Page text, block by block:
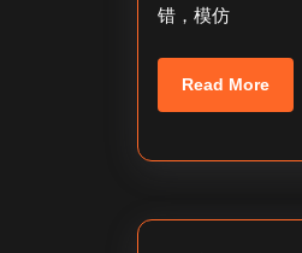
错，模仿
Read MoreRead
More